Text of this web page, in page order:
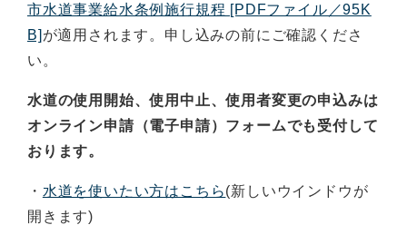
市水道事業給水条例施行規程 [PDFファイル／95K
B] が適用されます。申し込みの前にご確認くださ
い。
水道の使用開始、使用中止、使用者変更の申込みは
オンライン申請（電子申請）フォームでも受付して
おります。
・ 水道を使いたい方はこちら(新しいウインドウが
開きます)